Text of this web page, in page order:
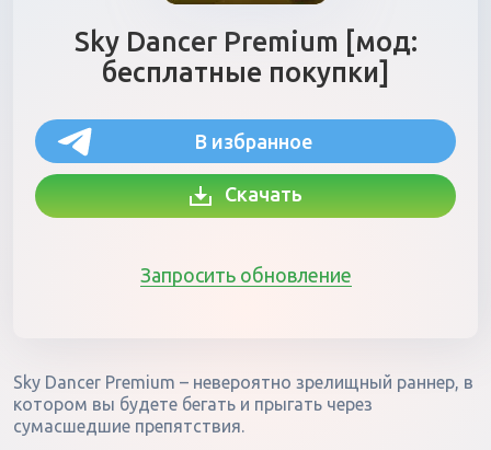
Sky Dancer Premium [мод:
бесплатные покупки]
В избранное
Скачать
Запросить обновление
Sky Dancer Premium – невероятно зрелищный раннер, в
котором вы будете бегать и прыгать через
сумасшедшие препятствия.